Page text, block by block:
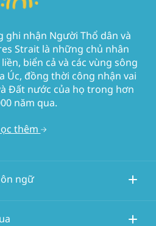
nhận Người Thổ dân và
Strait là những chủ nhân
biển cả và các vùng sông
Úc, đồng thời công nhận vai
Đất nước của họ trong hơn
năm qua.
thêm
ngữ